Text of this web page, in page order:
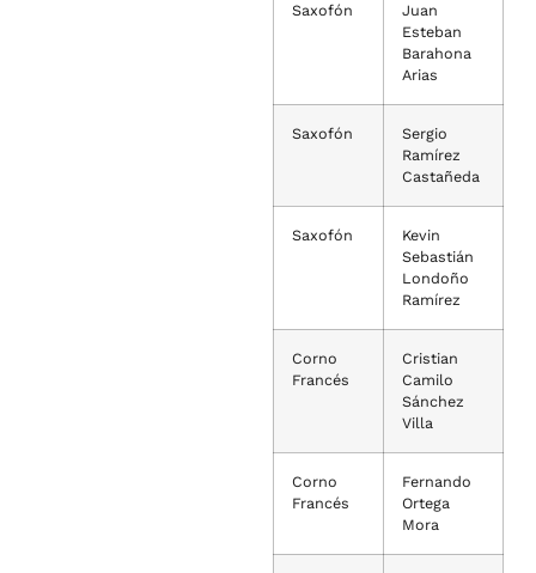
Saxofón
Juan
Esteban
Barahona
Arias
Saxofón
Sergio
Ramírez
Castañeda
Saxofón
Kevin
Sebastián
Londoño
Ramírez
Corno
Francés
Cristian
Camilo
Sánchez
Villa
Corno
Francés
Fernando
Ortega
Mora